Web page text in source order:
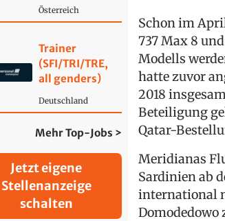
Österreich
Trainer
(SFI/TRI/TRE,
all genders)
Deutschland
Mehr Top-Jobs >
Jetzt eigene
Stellenanzeige
schalten
Schon im
737 Max 8
Modells
hatte zuvor
2018
Beteiligung
Qatar-
Meridianas
Sardinien ab
international